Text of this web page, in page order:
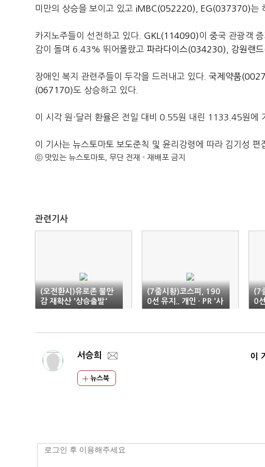
미만의 상승을 보이고 있고 iMBC(052220) EG(037370)는
카지노주들이 선전하고 있다. GKL(114090)이 중국 관광객
감이 돌며 6.43% 뛰어올랐고 파라다이스(034230) 강원랜
장애인 복지 관련주들이 두각을 드러내고 있다. 국제약품
(067170)도 상승하고 있다.
이 시각 원·달러 환율은 전일 대비 0.55원 내린 1133.45원에
이 기사는 뉴스토마토 보도준칙 및 윤리강령에 따라 김기성 편
ⓒ 맛있는 뉴스토마토, 무단 전재 - 재배포 금지
관련기사
(오전환시)유로존 불안
감 재확산 '상승출발'
(7줄시황)코스피, 190
0선 유지.. 개인 · PR '사
자'(10:15)
(7
0
電
서승희
뉴스북
이